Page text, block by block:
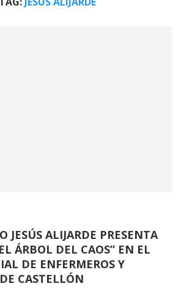
JESÚS ALIJARDE PRESENTA
ÁRBOL DEL CAOS” EN EL
DE ENFERMEROS Y
CASTELLÓN